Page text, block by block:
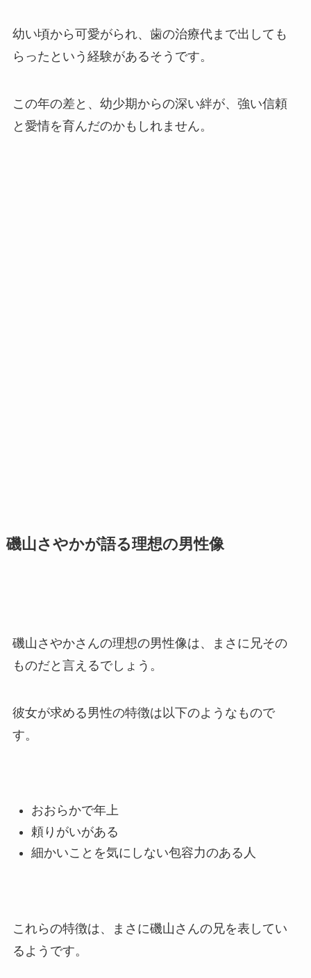
幼い頃から可愛がられ、歯の治療代まで出しても
らったという経験があるそうです。
この年の差と、幼少期からの深い絆が、強い信頼
と愛情を育んだのかもしれません。
磯山さやかが語る理想の男性像
磯山さやかさんの理想の男性像は、まさに兄その
ものだと言えるでしょう。
彼女が求める男性の特徴は以下のようなもので
す。
おおらかで年上
頼りがいがある
細かいことを気にしない包容力のある人
これらの特徴は、まさに磯山さんの兄を表してい
るようです。